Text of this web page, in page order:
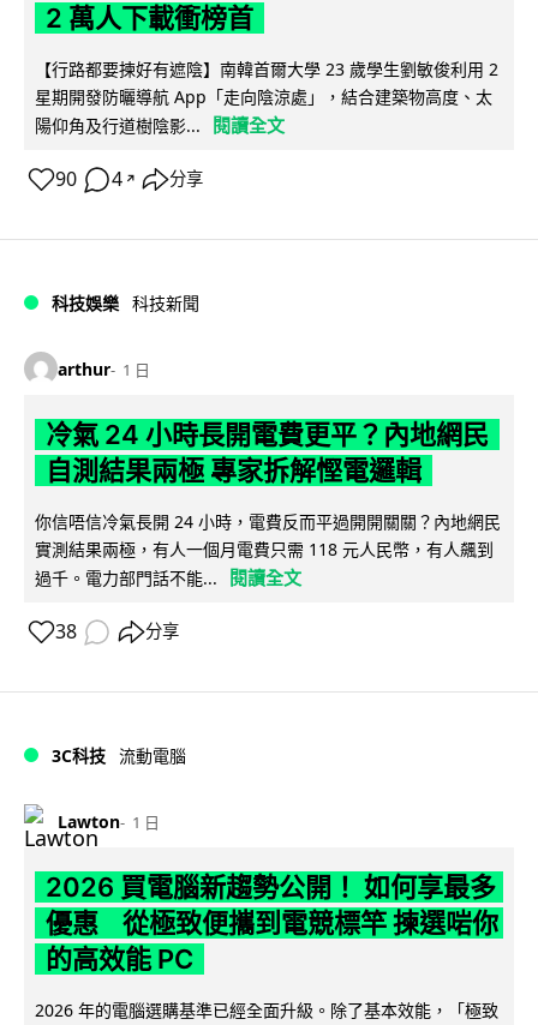
2 萬人下載衝榜首
【行路都要揀好有遮陰】南韓首爾大學 23 歲學生劉敏俊利用 2
星期開發防曬導航 App「走向陰涼處」，結合建築物高度、太
陽仰角及行道樹陰影...
閱讀全文
90 4 ↗ 分享
科技娛樂 科技新聞
arthur 1 日
冷氣 24 小時長開電費更平？內地網民
自測結果兩極 專家拆解慳電邏輯
你信唔信冷氣長開 24 小時，電費反而平過開開關關？內地網民
實測結果兩極，有人一個月電費只需 118 元人民幣，有人飆到
過千。電力部門話不能...
閱讀全文
38 分享
3C科技 流動電腦
Lawton 1 日
2026 買電腦新趨勢公開！ 如何享最多
優惠 從極致便攜到電競標竿 揀選啱你
的高效能 PC
2026 年的電腦選購基準已經全面升級。除了基本效能，「極致